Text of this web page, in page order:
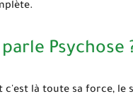
Psychose
là toute sa force, le